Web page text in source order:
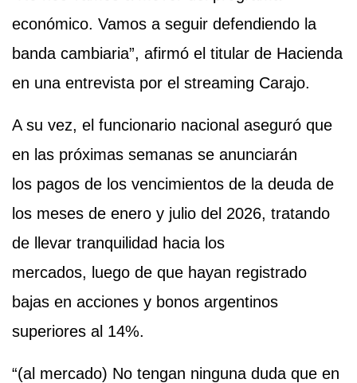
económico. Vamos a seguir defendiendo la
banda cambiaria”, afirmó el titular de Hacienda
en una entrevista por el streaming Carajo.
A su vez, el funcionario nacional aseguró que
en las próximas semanas se anunciarán
los pagos de los vencimientos de la deuda de
los meses de enero y julio del 2026, tratando
de llevar tranquilidad hacia los
mercados, luego de que hayan registrado
bajas en acciones y bonos argentinos
superiores al 14%.
“(al mercado) No tengan ninguna duda que en